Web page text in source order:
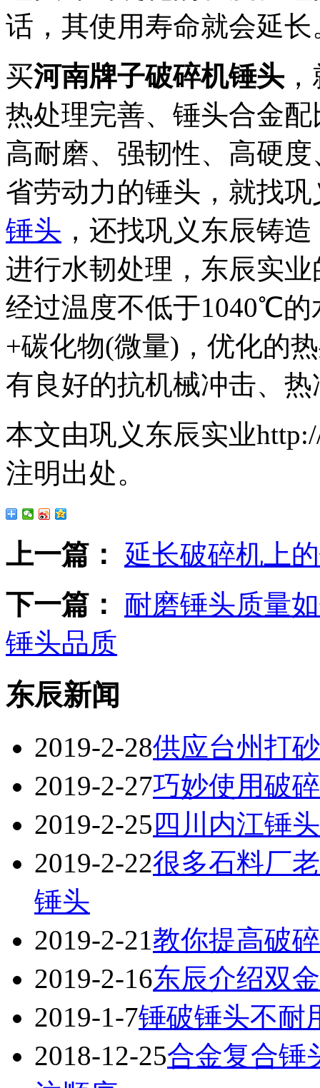
话，其使用寿命就会延长
买河南牌子破碎机锤头
热处理完善、锤头合金
高耐磨、强韧性、高硬
省劳动力的锤头，就找
锤头 ，还找巩义东辰铸
进行水韧处理，东辰实业
经过温度不低于1040℃
+碳化物(微量)，优化的
有良好的抗机械冲击、
本文由巩义东辰实业
注明出处。
上一篇：
延长破碎机上
下一篇：
耐磨锤头质量
锤头品质
东辰新闻
2019-2-28供应台州打
2019-2-27巧妙使用破
2019-2-25 四川内江锤
2019-2-22很多石料厂
锤头
2019-2-21教你提高破
2019-2-16东辰介绍双
2019-1-7锤破锤头不耐
2018-12-25合金复合锤